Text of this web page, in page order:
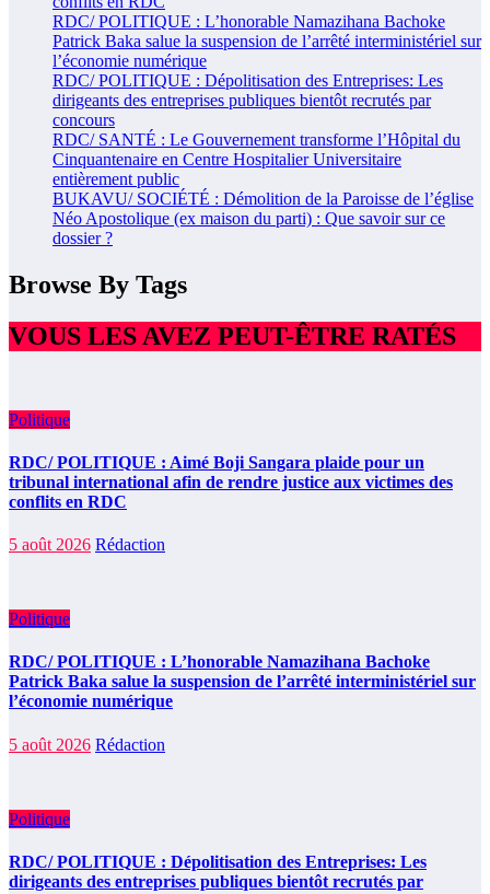
RDC/ POLITIQUE : L’honorable Namazihana Bachoke
Patrick Baka salue la suspension de l’arrêté interministériel sur
l’économie numérique
RDC/ POLITIQUE : Dépolitisation des Entreprises: Les
dirigeants des entreprises publiques bientôt recrutés par
concours
RDC/ SANTÉ : Le Gouvernement transforme l’Hôpital du
Cinquantenaire en Centre Hospitalier Universitaire
entièrement public
BUKAVU/ SOCIÉTÉ : Démolition de la Paroisse de l’église
Néo Apostolique (ex maison du parti) : Que savoir sur ce
dossier ?
Browse By Tags
VOUS LES AVEZ PEUT-ÊTRE RATÉS
Politique
RDC/ POLITIQUE : Aimé Boji Sangara plaide pour un
tribunal international afin de rendre justice aux victimes des
conflits en RDC
5 août 2026 Rédaction
Politique
RDC/ POLITIQUE : L’honorable Namazihana Bachoke
Patrick Baka salue la suspension de l’arrêté interministériel sur
l’économie numérique
5 août 2026 Rédaction
Politique
RDC/ POLITIQUE : Dépolitisation des Entreprises: Les
dirigeants des entreprises publiques bientôt recrutés par